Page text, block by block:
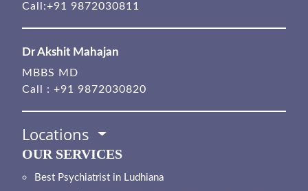
Call:+91 9872030811
Dr Akshit Mahajan
MBBS MD
Call : +91 9872030820
Locations
OUR SERVICES
Best Psychiatrist in Ludhiana